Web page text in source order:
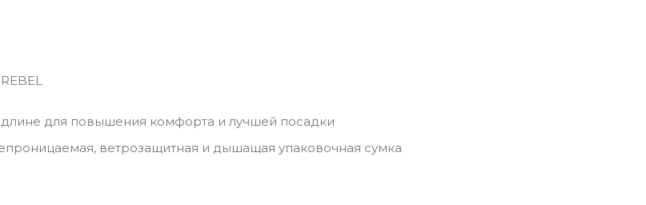
длине для повышения комфорта и лучшей посадки
ветрозащитная и дышащая упаковочная сумка